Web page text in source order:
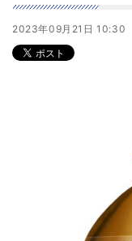
2023年09月21日 10:30